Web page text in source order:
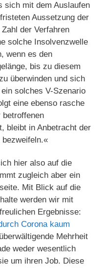
sich mit dem Auslaufen
Aussetzung der
der Verfahren
solche Insolvenzwelle
wenn es den
bis zu diesem
überwinden und sich
solches V-Szenario
eine ebenso rasche
betroffenen
bleibt in Anbetracht der
hier also auf die
zugleich aber ein
Mit Blick auf die
werden wir mit
Ergebnisse:
Corona kaum
Mehrheit
weder wesentlich
um ihren Job. Diese